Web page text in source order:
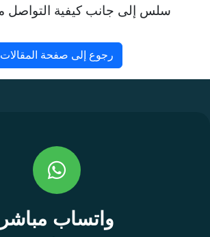
سلس إلى جانب كيفية التواصل
رجوع إلى صفحة المقالات
واتساب مباشر